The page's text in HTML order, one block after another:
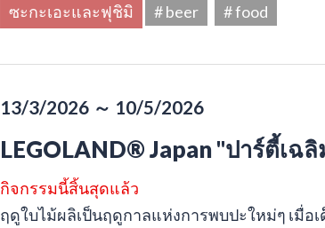
ซะกะเอะและฟุชิมิ # beer # food
13/3/2026 ～ 10/5/2026
LEGOLAND® Japan "ปาร์ตี้เฉ
กิจกรรมนี้สิ้นสุดแล้ว
ฤดูใบไม้ผลิเป็นฤดูกาลแห่งการพบปะใหม่ๆ เมื่อ